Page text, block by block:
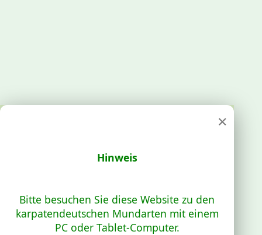
×
Hinweis
Bitte besuchen Sie diese Website zu den
karpatendeutschen Mundarten mit einem
PC oder Tablet-Computer.